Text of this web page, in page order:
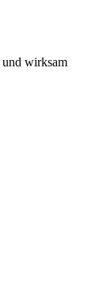
und wirksam